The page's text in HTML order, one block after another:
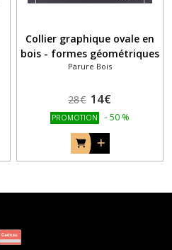
Collier graphique ovale en
bois - formes géométriques
Parure Bois
28€ 14€
PROMOTION -50 %